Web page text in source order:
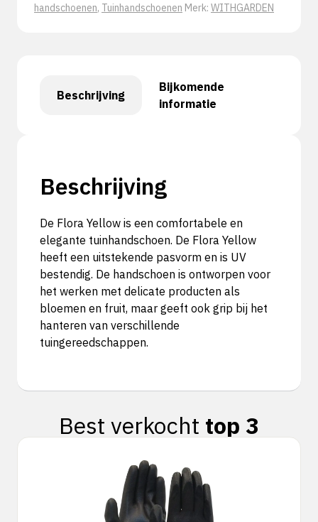
handschoenen, Tuinhandschoenen Merk: WITHGARDEN
Beschrijving
Bijkomende
informatie
Beschrijving
De Flora Yellow is een comfortabele en
elegante tuinhandschoen. De Flora Yellow
heeft een uitstekende pasvorm en is UV
bestendig. De handschoen is ontworpen voor
het werken met delicate producten als
bloemen en fruit, maar geeft ook grip bij het
hanteren van verschillende
tuingereedschappen.
Best verkocht top 3